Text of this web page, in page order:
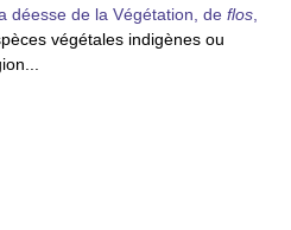
déesse de la Végétation, de flos
végétales indigènes ou